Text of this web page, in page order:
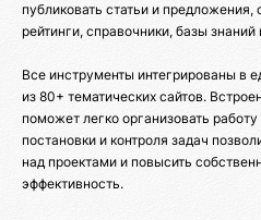
публиковать статьи и
рейтинги, справочники, базы
Все инструменты интегрированы в
из 80+ тематических сайтов.
поможет легко организовать
постановки и контроля задач
над проектами и повысить
эффективность.